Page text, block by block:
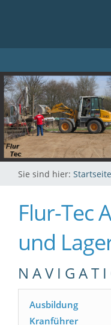
Sie sind hier: Startseite
Flur-Tec
und
N A V I G A T
Ausbildung
Kranführer